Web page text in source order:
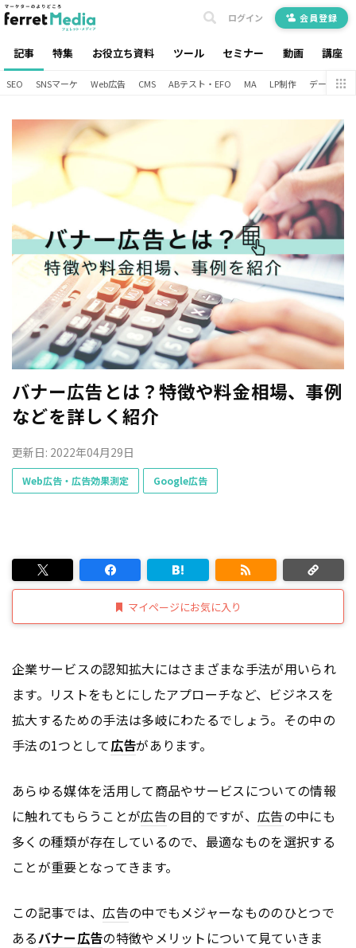
記事 特集 お役立ち資料 ツール セミナー 動画 講座
ログイン 会員登録
SEO SNSマーケ Web広告 CMS ABテスト・EFO MA LP制作 データ分析
バナー広告とは？特徴や料金相場、事例
などを詳しく紹介
更新日: 2022年04月29日
Web広告・広告効果測定 Google広告
マイページにお気に入り
企業サービスの認知拡大にはさまざまな手法が用いられ
ます。リストをもとにしたアプローチなど、ビジネスを
拡大するための手法は多岐にわたるでしょう。その中の
手法の1つとして広告があります。
あらゆる媒体を活用して商品やサービスについての情報
に触れてもらうことが広告の目的ですが、広告の中にも
多くの種類が存在しているので、最適なものを選択する
ことが重要となってきます。
この記事では、広告の中でもメジャーなもののひとつで
あるバナー広告の特徴やメリットについて見ていきま